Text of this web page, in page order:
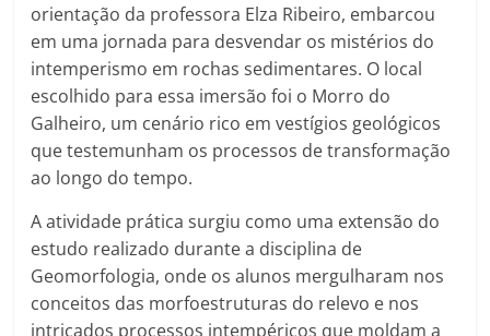
orientação da professora Elza Ribeiro, embarcou
em uma jornada para desvendar os mistérios do
intemperismo em rochas sedimentares. O local
escolhido para essa imersão foi o Morro do
Galheiro, um cenário rico em vestígios geológicos
que testemunham os processos de transformação
ao longo do tempo.
A atividade prática surgiu como uma extensão do
estudo realizado durante a disciplina de
Geomorfologia, onde os alunos mergulharam nos
conceitos das morfoestruturas do relevo e nos
intricados processos intempéricos que moldam a